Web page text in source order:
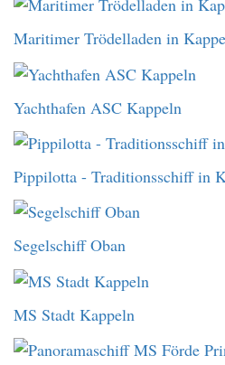
Maritimer Trödelladen in
Yachthafen ASC Kappeln
Pippilotta - Traditionsschiff in
Segelschiff Oban
MS Stadt Kappeln